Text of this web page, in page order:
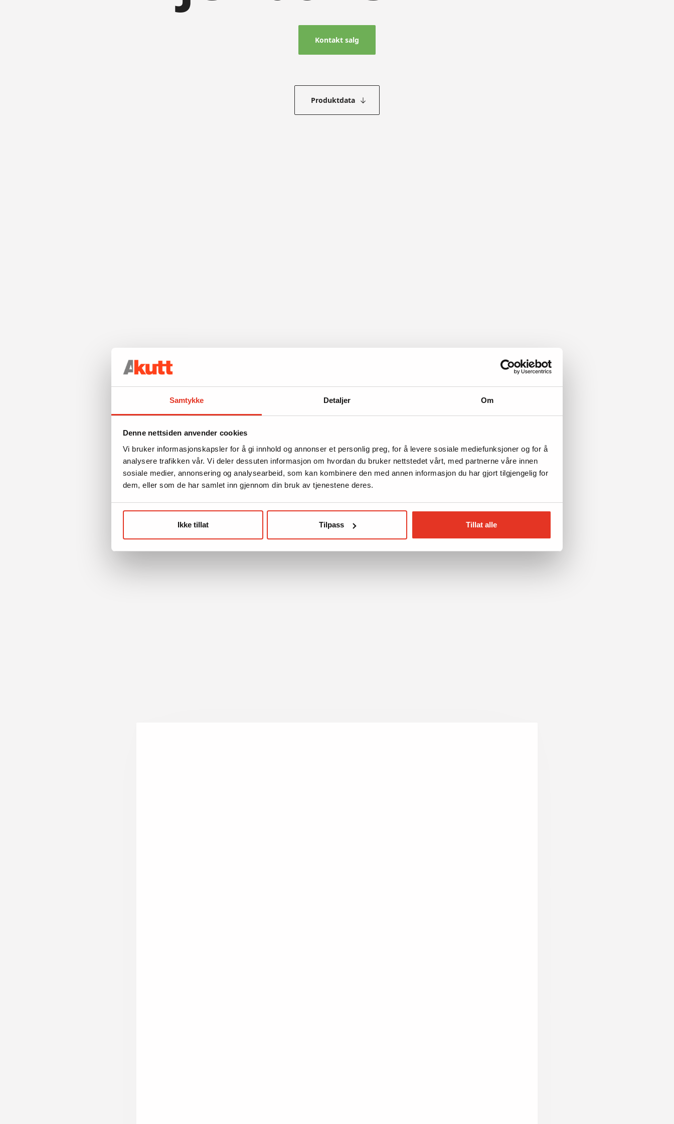
Samtykke Detaljer Om
Denne nettsiden anvender cookies
Vi bruker informasjonskapsler for å gi innhold og annonser et personlig preg, for å levere sosiale mediefunksjoner og for å
analysere trafikken vår. Vi deler dessuten informasjon om hvordan du bruker nettstedet vårt, med partnerne våre innen
sosiale medier, annonsering og analysearbeid, som kan kombinere den med annen informasjon du har gjort tilgjengelig for
dem, eller som de har samlet inn gjennom din bruk av tjenestene deres.
Ikke tillat Tilpass Tillat alle
Kontakt salg
Produktdata